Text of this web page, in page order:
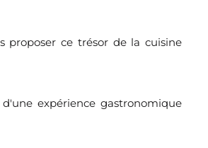
proposer ce trésor de la cuisine
expérience gastronomique